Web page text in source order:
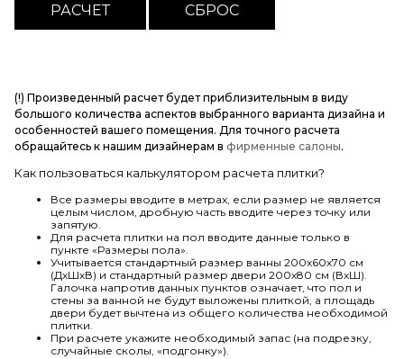
(!) Произведенный расчет будет приблизительным в виду
большого количества аспектов выбранного варианта дизайна и
особенностей вашего помещения. Для точного расчета
обращайтесь к нашим дизайнерам в фирменные салоны.
Как пользоваться калькулятором расчета плитки?
Все размеры вводите в метрах, если размер не является
целым числом, дробную часть вводите через точку или
запятую.
Для расчета плитки на пол вводите данные только в
пункте «Размеры пола».
Учитывается стандартный размер ванны 200х60х70 см
(ДхШхВ) и стандартный размер двери 200х80 см (ВхШ).
Галочка напротив данных пунктов означает, что пол и
стены за ванной не будут выложены плиткой, а площадь
двери будет вычтена из общего количества необходимой
плитки.
При расчете укажите необходимый запас (на подрезку,
случайные сколы, «подгонку»).